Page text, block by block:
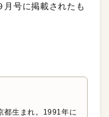
号に掲載されたも
都生まれ。1991年に